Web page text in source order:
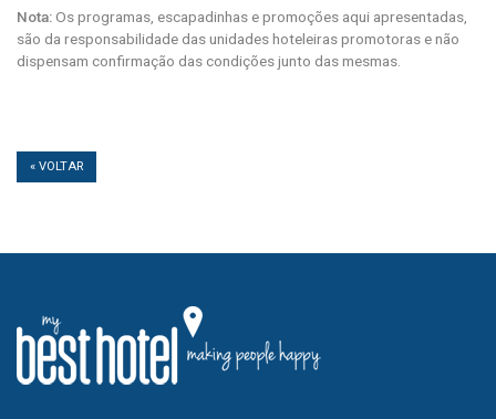
Nota:Os programas, escapadinhas e promoções aqui apresentadas,
são da responsabilidade das unidades hoteleiras promotoras e não
dispensam confirmação das condições junto das mesmas.
« VOLTAR